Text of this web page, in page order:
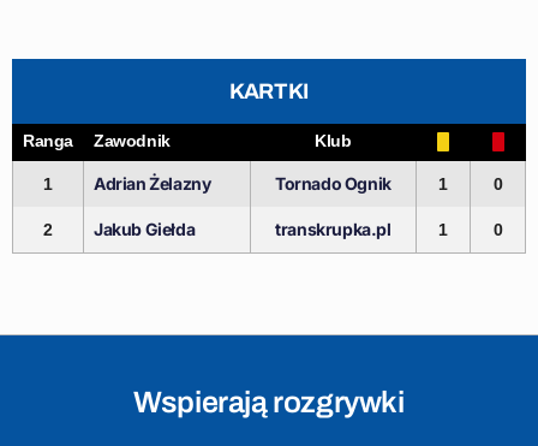
KARTKI
Ranga Zawodnik Klub
1 Adrian Żelazny Tornado Ognik 1 0
2 Jakub Giełda transkrupka.pl 1 0
Wspierają rozgrywki